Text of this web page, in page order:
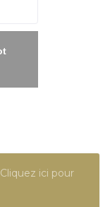
Cliquez ici pour